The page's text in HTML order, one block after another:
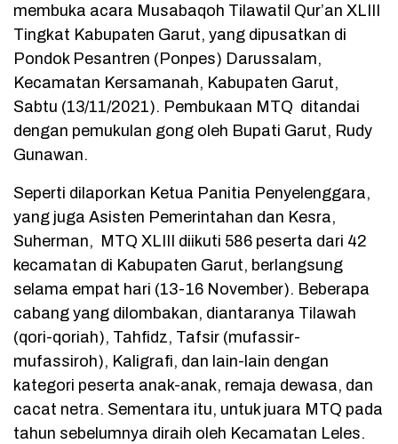
membuka acara Musabaqoh Tilawatil Qur’an XLIII
Tingkat Kabupaten Garut, yang dipusatkan di
Pondok Pesantren (Ponpes) Darussalam,
Kecamatan Kersamanah, Kabupaten Garut,
Sabtu (13/11/2021). Pembukaan MTQ ditandai
dengan pemukulan gong oleh Bupati Garut, Rudy
Gunawan.
Seperti dilaporkan Ketua Panitia Penyelenggara,
yang juga Asisten Pemerintahan dan Kesra,
Suherman, MTQ XLIII diikuti 586 peserta dari 42
kecamatan di Kabupaten Garut, berlangsung
selama empat hari (13-16 November). Beberapa
cabang yang dilombakan, diantaranya Tilawah
(qori-qoriah), Tahfidz, Tafsir (mufassir-
mufassiroh), Kaligrafi, dan lain-lain dengan
kategori peserta anak-anak, remaja dewasa, dan
cacat netra. Sementara itu, untuk juara MTQ pada
tahun sebelumnya diraih oleh Kecamatan Leles.